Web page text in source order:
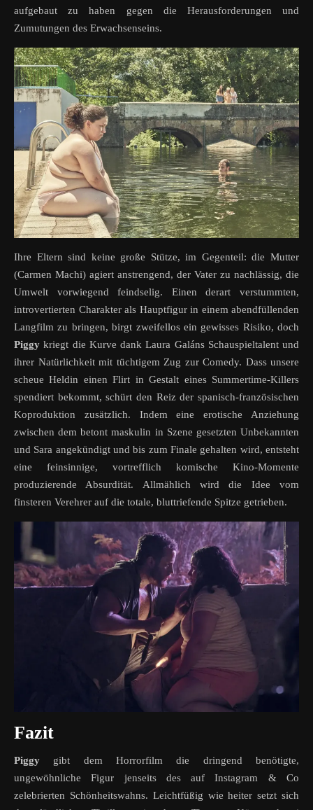
aufgebaut zu haben gegen die Herausforderungen und
Zumutungen des Erwachsenseins.
Ihre Eltern sind keine große Stütze, im Gegenteil: die Mutter
(Carmen Machi) agiert anstrengend, der Vater zu nachlässig, die
Umwelt vorwiegend feindselig. Einen derart verstummten,
introvertierten Charakter als Hauptfigur in einem abendfüllenden
Langfilm zu bringen, birgt zweifellos ein gewisses Risiko, doch
Piggykriegt die Kurve dank Laura Galáns Schauspieltalent und
ihrer Natürlichkeit mit tüchtigem Zug zur Comedy. Dass unsere
scheue Heldin einen Flirt in Gestalt eines Summertime-Killers
spendiert bekommt, schürt den Reiz der spanisch-französischen
Koproduktion zusätzlich. Indem eine erotische Anziehung
zwischen dem betont maskulin in Szene gesetzten Unbekannten
und Sara angekündigt und bis zum Finale gehalten wird, entsteht
eine feinsinnige, vortrefflich komische Kino-Momente
produzierende Absurdität. Allmählich wird die Idee vom
finsteren Verehrer auf die totale, bluttriefende Spitze getrieben.
Fazit
Piggy gibt dem Horrorfilm die dringend benötigte,
ungewöhnliche Figur jenseits des auf Instagram & Co
zelebrierten Schönheitswahns. Leichtfüßig wie heiter setzt sich